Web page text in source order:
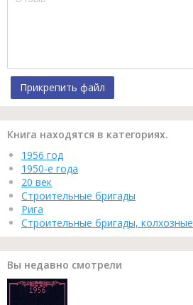
Прикрепить файл
Книга находятся в категориях.
1956 год
1950-е года
20 век
Строительные бригады
Рига
Строительные бригады, колхозные
Вы недавно смотрели